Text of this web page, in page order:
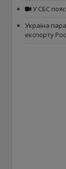
У СБС
Україна
експорту